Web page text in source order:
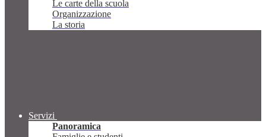
Le carte della scuola
Organizzazione
La storia
Servizi
Panoramica